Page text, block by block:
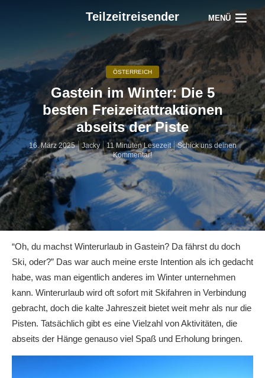
Teilzeitreisender MENÜ
ÖSTERREICH
Gastein im Winter: Die 5
besten Freizeitattraktionen
abseits der Piste
16. März 2025 Jacky 11 Minuten Lesezeit
Schick uns deinen
Kommentar!
“Oh, du machst Winterurlaub in Gastein? Da fährst du doch
Ski, oder?” Das war auch meine erste Intention als ich gedacht
habe, was man eigentlich anderes im Winter unternehmen
kann. Winterurlaub wird oft sofort mit Skifahren in Verbindung
gebracht, doch die kalte Jahreszeit bietet weit mehr als nur die
Pisten. Tatsächlich gibt es eine Vielzahl von Aktivitäten, die
abseits der Hänge genauso viel Spaß und Erholung bringen.